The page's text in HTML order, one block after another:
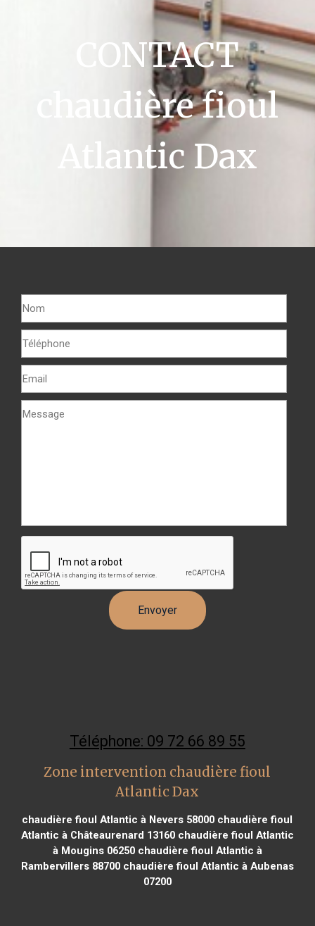
CONTACT
chaudière fioul
Atlantic Dax
Téléphone: 09 72 66 89 55
Zone intervention chaudière fioul
Atlantic Dax
chaudière fioul Atlantic à Nevers 58000 chaudière fioul
Atlantic à Châteaurenard 13160chaudière fioul Atlantic
à Mougins 06250chaudière fioul Atlantic à
Rambervillers 88700chaudière fioul Atlantic à Aubenas
07200